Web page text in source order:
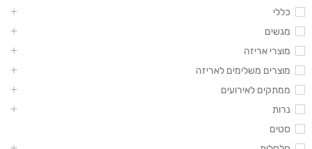
כללי
מגשים
מוצרי אריזה
מוצרים משלימים לאריזה
ממתקים לאירועים
נרות
סטים